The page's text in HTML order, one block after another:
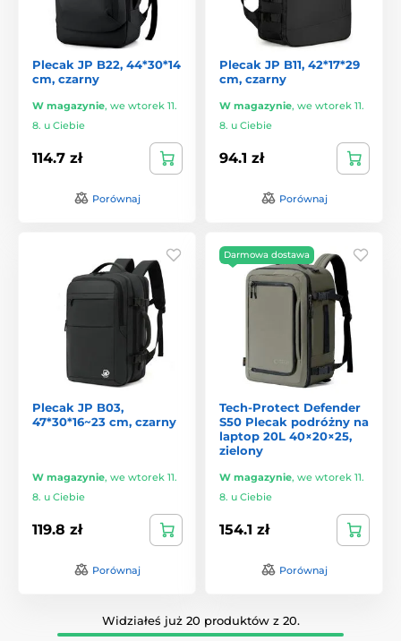
Plecak JP B22, 44*30*14
cm, czarny
W magazynie, we wtorek 11.
8. u Ciebie
114.7 zł
Porównaj
Plecak JP B11, 42*17*29
cm, czarny
W magazynie, we wtorek 11.
8. u Ciebie
94.1 zł
Porównaj
Plecak JP B03,
47*30*16~23 cm, czarny
W magazynie, we wtorek 11.
8. u Ciebie
119.8 zł
Porównaj
Darmowa dostawa
Tech-Protect Defender
S50 Plecak podróżny na
laptop 20L 40×20×25,
zielony
W magazynie, we wtorek 11.
8. u Ciebie
154.1 zł
Porównaj
Widziałeś już 20 produktów z 20.